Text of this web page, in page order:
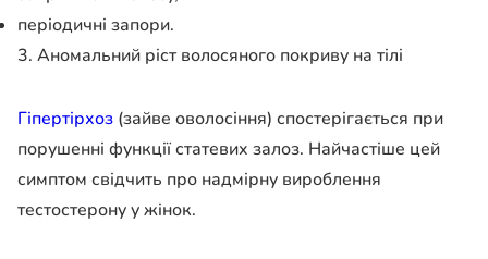
періодичні запори.
3. Аномальний ріст волосяного покриву на тілі
Гіпертірхоз (зайве оволосіння) спостерігається при
порушенні функції статевих залоз. Найчастіше цей
симптом свідчить про надмірну вироблення
тестостерону у жінок.